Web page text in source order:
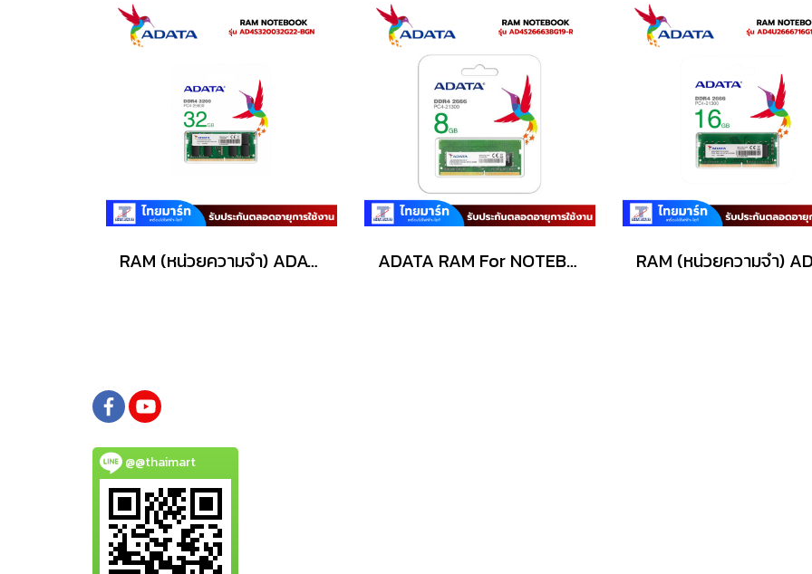
RAM (หน่วยความจำ) ADATA AD4S320032G22-BGN 32GB DDR4-3200/PC4-25600 SODIMM ADATA RAM For NOTEBOOK(แรมโน้ตบุ๊ค) รุ่น (AD4S266638G19-R) SODIMM DDR4-8GB/Buss 2666MHz
@@thaimart